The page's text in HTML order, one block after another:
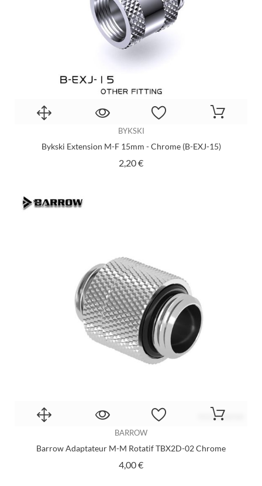
BYKSKI
Bykski Extension M-F 15mm - Chrome (B-EXJ-15)
2,20 €Prix
BARROW
Barrow Adaptateur M-M Rotatif TBX2D-02 Chrome
4,00 €Prix